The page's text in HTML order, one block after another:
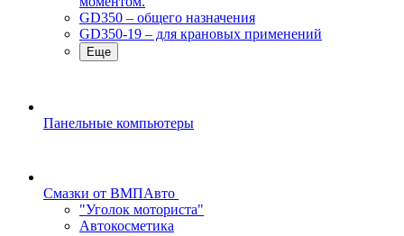
GD350 – общего назначения
GD350-19 – для крановых применений
Еще
Панельные компьютеры
Смазки от ВМПАвто
"Уголок моториста"
Автокосметика